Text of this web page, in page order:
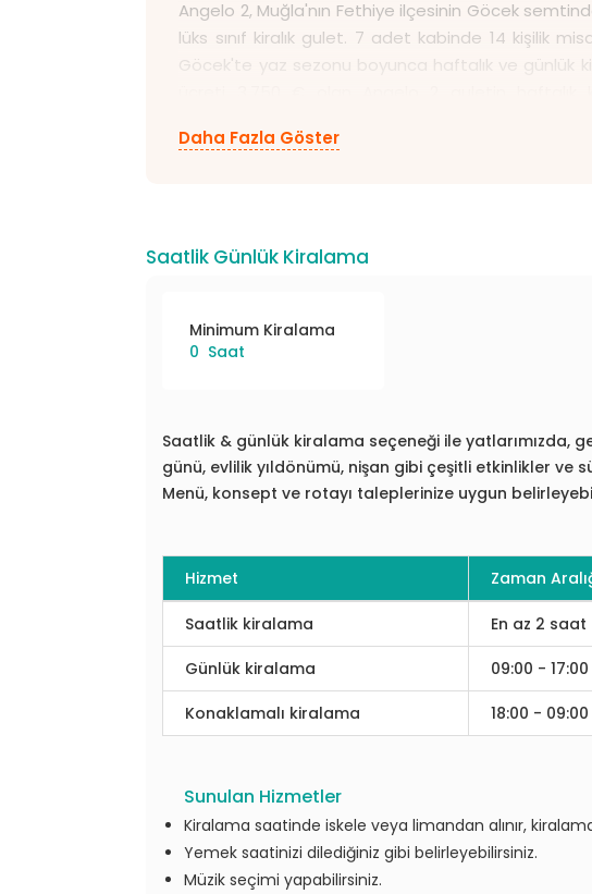
Angelo 2, Muğla'nın Fethiye ilçesinin Göcek
lüks sınıf kiralık gulet. 7 adet kabinde 14 kişilik
Göcek'te yaz sezonu boyunca haftalık ve günlük
şirketimizle temas kurun!
Daha Fazla Göster
Saatlik Günlük Kiralama
Minimum Kiralama
0 Saat
Saatlik & günlük kiralama seçeneği ile yatlarımızda,
günü, evlilik yıldönümü, nişan gibi çeşitli etkinlikler ve
Menü, konsept ve rotayı taleplerinize uygun
Hizmet Zaman
Saatlik kiralama En az 2 saat
Günlük kiralama 09:00 - 17:00
Konaklamalı kiralama 18:00 - 09:00
Sunulan Hizmetler
Kiralama saatinde iskele veya limandan alınır, kiralama
Yemek saatinizi dilediğiniz gibi belirleyebilirsiniz.
Müzik seçimi yapabilirsiniz.